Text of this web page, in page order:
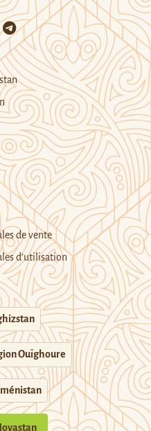
de vente
d’utilisation
Ouïghoure